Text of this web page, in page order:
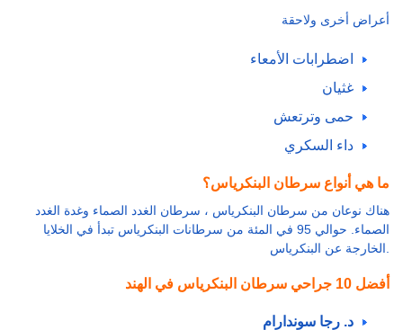
أعراض أخرى ولاحقة
اضطرابات الأمعاء
غثيان
حمى وترتعش
داء السكري
ما هي أنواع سرطان البنكرياس؟
هناك نوعان من سرطان البنكرياس ، سرطان الغدد الصماء وغدة الغدد
الصماء. حوالي 95 في المئة من سرطانات البنكرياس تبدأ في الخلايا
الخارجة عن البنكرياس.
أفضل 10 جراحي سرطان البنكرياس في الهند
د. رجا سوندارام